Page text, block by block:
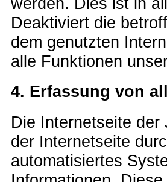
Deaktiviert die
dem genutzten
alle Funktionen
4. Erfassung von
Die Internetseite
der Internetseite
automatisiertes